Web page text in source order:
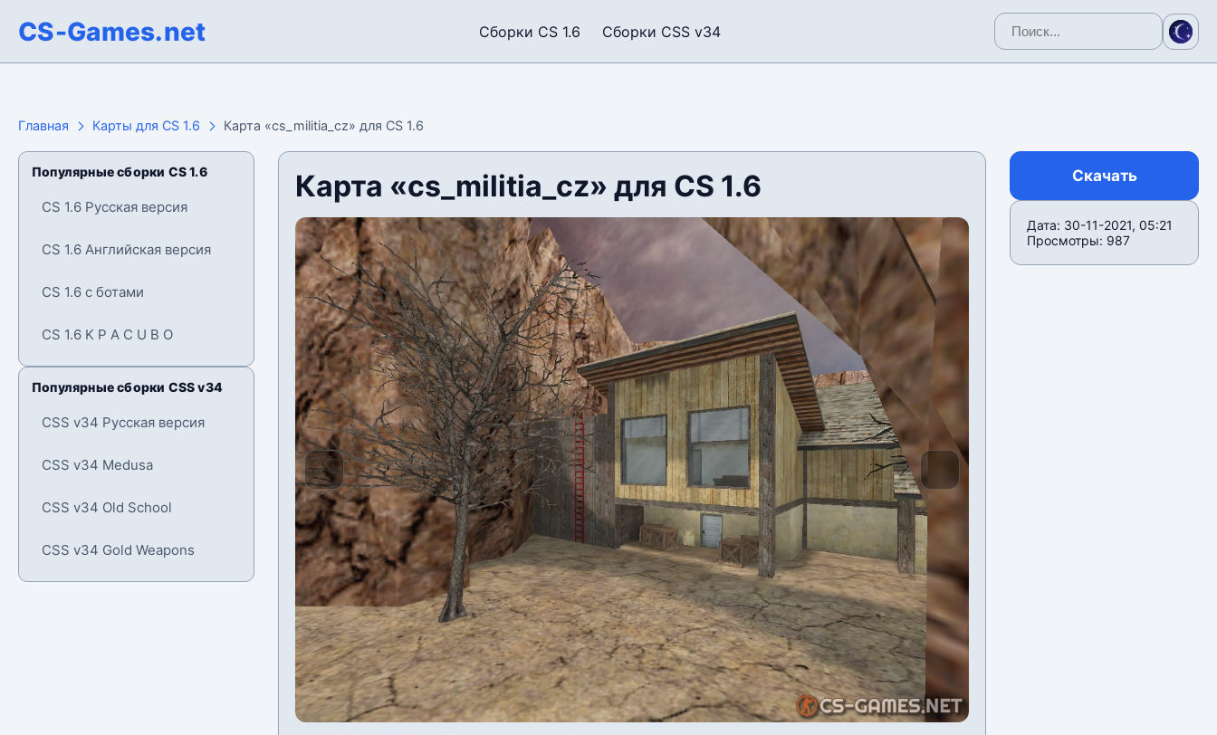
CS-Games.net Сборки CS 1.6 Сборки CSS v34
Главная Карты для CS 1.6 Карта «cs_militia_cz» для CS 1.6
Популярные сборки CS 1.6
CS 1.6 Русская версия
CS 1.6 Английская версия
CS 1.6 с ботами
CS 1.6 K P A C U B O
Популярные сборки CSS v34
CSS v34 Русская версия
CSS v34 Medusa
CSS v34 Old School
CSS v34 Gold Weapons
Карта «cs_militia_cz» для CS 1.6 Скачать
Дата: 30-11-2021, 05:21
Просмотры: 987